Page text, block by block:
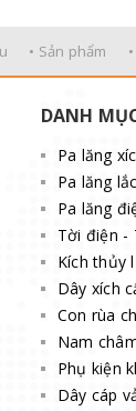
• Sản phẩm
DANH
Pa lăng
Pa lăng
Pa lăng
Tời điện -
Kích thủy
Dây xích
Con rùa
Nam
Phụ kiện
Dây cáp